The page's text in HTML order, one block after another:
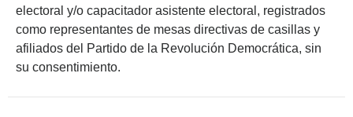
electoral y/o capacitador asistente electoral, registrados
como representantes de mesas directivas de casillas y
afiliados del Partido de la Revolución Democrática, sin
su consentimiento.